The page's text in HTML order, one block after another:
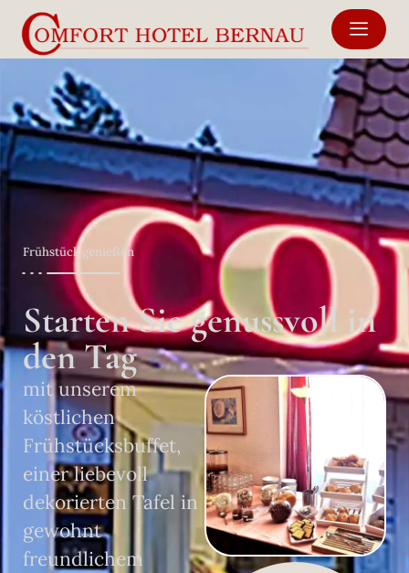
Frühstück genießen
Starten Sie genussvoll in
den Tag
mit unserem
köstlichen
Frühstücksbuffet,
einer liebevoll
dekorierten Tafel in
gewohnt
freundlichem